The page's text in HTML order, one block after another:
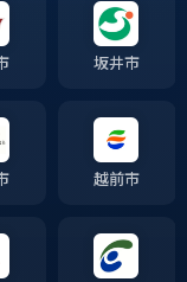
坂井市
越前市